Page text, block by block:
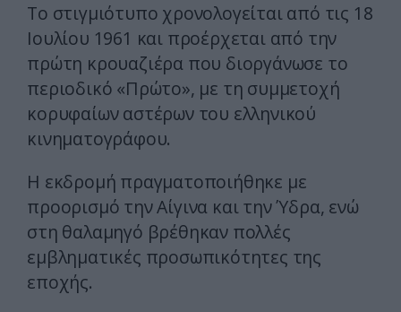
Το στιγμιότυπο χρονολογείται από τις 18
Ιουλίου 1961 και προέρχεται από την
πρώτη κρουαζιέρα που διοργάνωσε το
περιοδικό «Πρώτο», με τη συμμετοχή
κορυφαίων αστέρων του ελληνικού
κινηματογράφου.
Η εκδρομή πραγματοποιήθηκε με
προορισμό την Αίγινα και την Ύδρα, ενώ
στη θαλαμηγό βρέθηκαν πολλές
εμβληματικές προσωπικότητες της
εποχής.